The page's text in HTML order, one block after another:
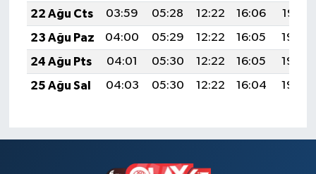
22 Ağu Cts
03:59 05:28 12:22 16:06
19:07
23 Ağu Paz
04:00 05:29 12:22 16:05
19:06
24 Ağu Pts
04:01 05:30 12:22 16:05
19:04
25 Ağu Sal
04:03 05:30 12:22 16:04 19:03